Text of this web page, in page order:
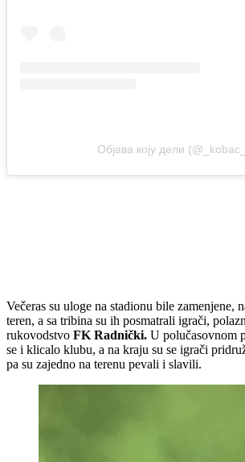
Објава коју дели
Večeras su uloge na stadionu bile zamenjene,
teren, a sa tribina su ih posmatrali igrači,
rukovodstvo FK Radnički. U polučasovnom
se i klicalo klubu, a na kraju su se igrači
pa su zajedno na terenu pevali i slavili.